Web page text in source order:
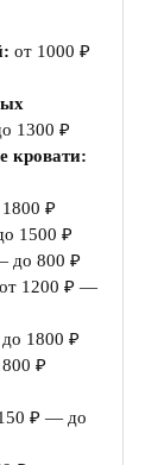
от 1000 ₽
1300 ₽
кровати:
₽
1500 ₽
до 800 ₽
от 1200 ₽ —
1800 ₽
₽
₽ — до